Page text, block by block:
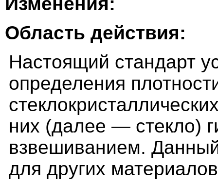
Область действия:
Настоящий стандарт
определения
них (далее — стекло)
взвешиванием.
для других